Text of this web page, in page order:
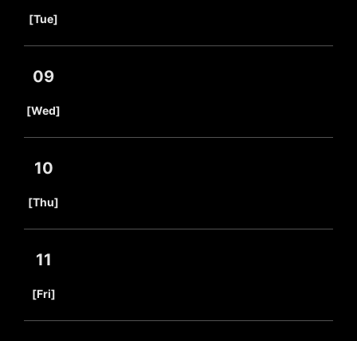
[Tue]
09
[Wed]
10
[Thu]
11
[Fri]